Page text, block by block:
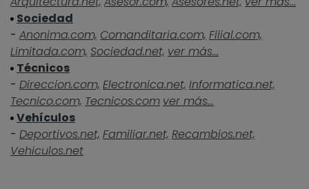
Sociedad
- Anonima.com, Comanditaria.com, Filial.com,
Limitada.com, Sociedad.net, ver más...
Técnicos
- Direccion.com, Electronica.net, Informatica.net,
Tecnico.com, Tecnicos.com ver más...
Vehículos
- Deportivos.net, Familiar.net, Recambios.net,
Vehiculos.net